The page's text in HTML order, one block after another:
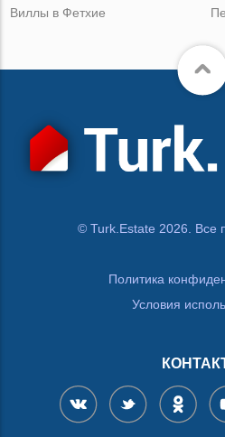
Виллы в Фетхие
© Turk.Estate 2026. Все
Политика
Условия